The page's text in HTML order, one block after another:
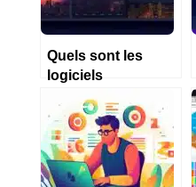
Quels sont les
logiciels
comptables les
plus utilisés ?